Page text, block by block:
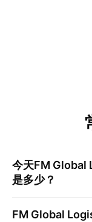
今天FM Global
是多少？
FM Global